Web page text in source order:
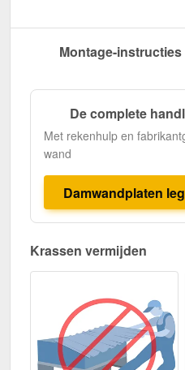
Montage-instructies
De complete
Met rekenhulp en
wand
Damwandplaten
Krassen vermijden